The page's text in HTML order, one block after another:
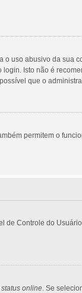
uso abusivo da sua
Isto não é
que o
permitem o
Controle do
online. Se